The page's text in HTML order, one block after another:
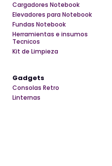
Cargadores Notebook
Elevadores para Notebook
Fundas Notebook
Herramientas e insumos
Tecnicos
Kit de Limpieza
Gadgets
Consolas Retro
Linternas